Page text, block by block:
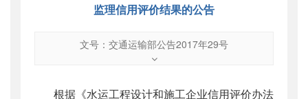
监理信用评价结果的公告
文号：交通运输部公告2017年29号
交通运输部公告2017年29号
公开日期：2017年07月26日
根据《水运工程设计和施工企业信用评价办法